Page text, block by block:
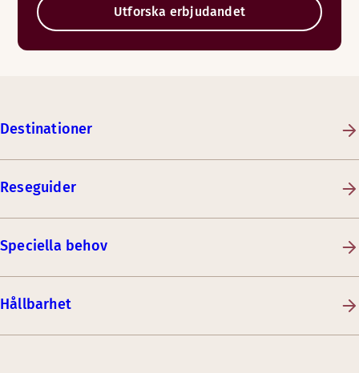
Utforska erbjudandet
Destinationer
Reseguider
Speciella behov
Hållbarhet